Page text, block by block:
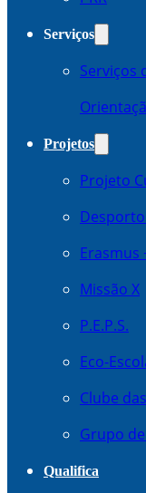
Serviços
Serviços
Projetos
Projeto
Erasmus
Missão X
P.E.P.S.
Eco-
Clube
Grupo
Qualifica